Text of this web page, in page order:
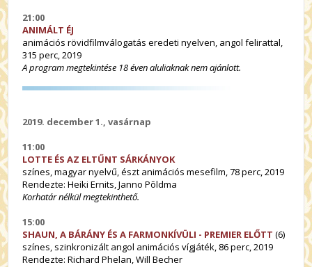
21:00
ANIMÁLT ÉJ
animációs rövidfilmválogatás eredeti nyelven, angol felirattal,
315 perc, 2019
A program megtekintése 18 éven aluliaknak nem ajánlott.
2019. december 1., vasárnap
11:00
LOTTE ÉS AZ ELTŰNT SÁRKÁNYOK
színes, magyar nyelvű, észt animációs mesefilm, 78 perc, 2019
Rendezte: Heiki Ernits, Janno Põldma
Korhatár nélkül megtekinthető.
15:00
SHAUN, A BÁRÁNY ÉS A FARMONKÍVÜLI - PREMIER ELŐTT (6)
színes, szinkronizált angol animációs vígjáték, 86 perc, 2019
Rendezte: Richard Phelan, Will Becher